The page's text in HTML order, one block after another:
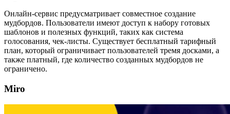
Онлайн-сервис предусматривает совместное создание
мудбордов. Пользователи имеют доступ к набору готовых
шаблонов и полезных функций, таких как система
голосования, чек-листы. Существует бесплатный тарифный
план, который ограничивает пользователей тремя досками, а
также платный, где количество созданных мудбордов не
ограничено.
Miro